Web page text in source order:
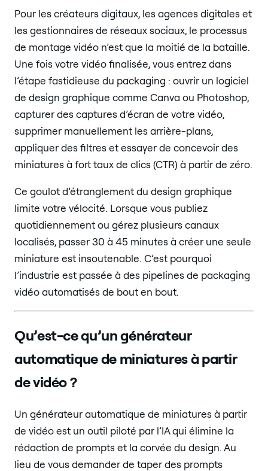
Pour les créateurs digitaux, les agences digitales et
les gestionnaires de réseaux sociaux, le processus
de montage vidéo n’est que la moitié de la bataille.
Une fois votre vidéo finalisée, vous entrez dans
l’étape fastidieuse du packaging : ouvrir un logiciel
de design graphique comme Canva ou Photoshop,
capturer des captures d’écran de votre vidéo,
supprimer manuellement les arrière-plans,
appliquer des filtres et essayer de concevoir des
miniatures à fort taux de clics (CTR) à partir de zéro.
Ce goulot d’étranglement du design graphique
limite votre vélocité. Lorsque vous publiez
quotidiennement ou gérez plusieurs canaux
localisés, passer 30 à 45 minutes à créer une seule
miniature est insoutenable. C’est pourquoi
l’industrie est passée à des pipelines de packaging
vidéo automatisés de bout en bout.
Qu’est-ce qu’un générateur
automatique de miniatures à partir
de vidéo ?
Un générateur automatique de miniatures à partir
de vidéo est un outil piloté par l’IA qui élimine la
rédaction de prompts et la corvée du design. Au
lieu de vous demander de taper des prompts